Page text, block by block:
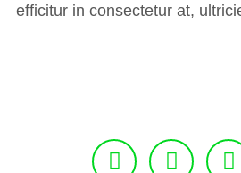
efficitur in consectetur at,